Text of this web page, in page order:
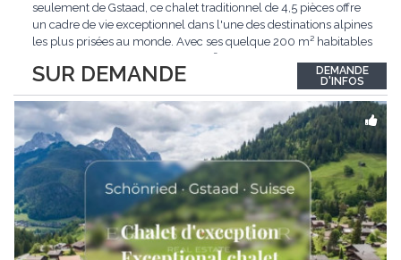
SUR DEMANDE
seulement de Gstaad, ce chalet traditionnel de 4,5 pièces offre
un cadre de vie exceptionnel dans l'une des destinations alpines
les plus prisées au monde. Avec ses quelque 200 m² habitables
situation dominante offrant une vue dégagée sur le village de
Gstaad et les sommets...
DEMANDE
D'INFOS